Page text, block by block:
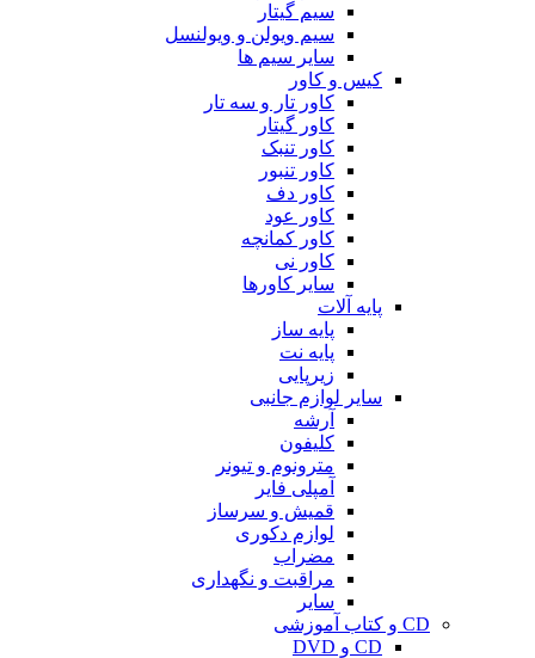
سیم گیتار
سیم ویولن و ویولنسل
سایر سیم ها
کیس و کاور
کاور تار و سه تار
کاور گیتار
کاور تنبک
کاور تنبور
کاور دف
کاور عود
کاور کمانچه
کاور نی
سایر کاورها
پایه آلات
پایه ساز
پایه نت
زیرپایی
سایر لوازم جانبی
آرشه
کلیفون
مترونوم و تیونر
آمپلی فایر
قمیش و سرساز
لوازم دکوری
مضراب
مراقبت و نگهداری
سایر
CD و کتاب آموزشی
CD و DVD